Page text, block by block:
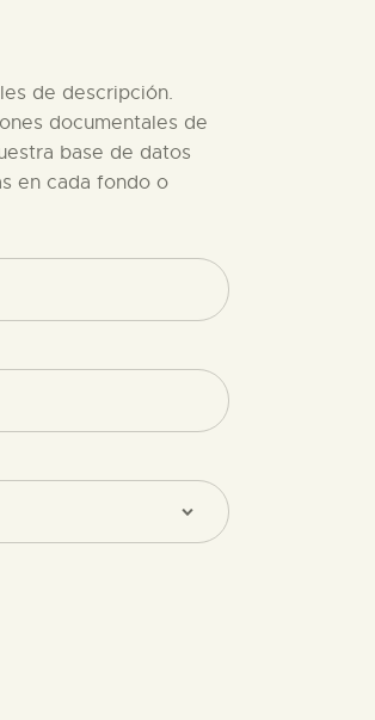
de descripción.
documentales de
base de datos
en cada fondo o